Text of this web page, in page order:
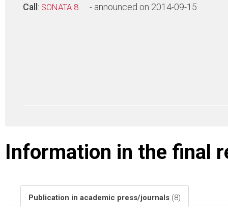
Call : SONATA 8 - announced on 2014-09-15
Information in the final
Publication in academic press/journals (8)